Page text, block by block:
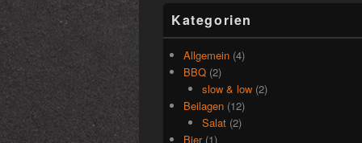
Kategorien
Allgemein (4)
BBQ (2)
slow & low(2)
Beilagen (12)
Salat(2)
Bier(1)